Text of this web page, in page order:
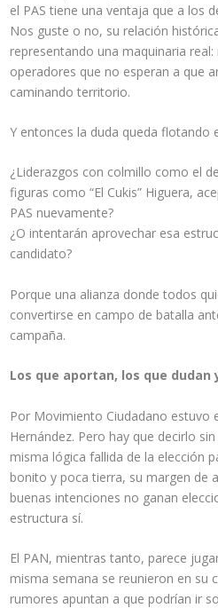
el PAS tiene una ventaja que a los
Nos guste o no, su relación
representando una maquinaria
operadores que no esperan a que
caminando territorio.
Y entonces la duda queda flotando
¿Liderazgos con colmillo como el
figuras como “El Cukis” Higuera,
PAS nuevamente?
¿O intentarán aprovechar esa
candidato?
Porque una alianza donde todos
convertirse en campo de batalla
campaña.
Los que aportan, los que dudan
Por Movimiento Ciudadano estuvo
Hernández. Pero hay que decirlo
misma lógica fallida de la elección
bonito y poca tierra, su margen de
buenas intenciones no ganan
estructura sí.
El PAN, mientras tanto, parece
misma semana se reunieron en su
rumores apuntan a que podrían ir